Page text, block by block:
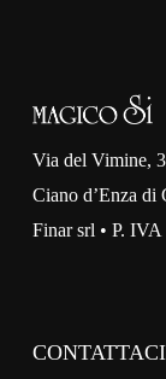
Via del Vimine,
Ciano d’Enza di
Finar srl • P.
CONTATTACI